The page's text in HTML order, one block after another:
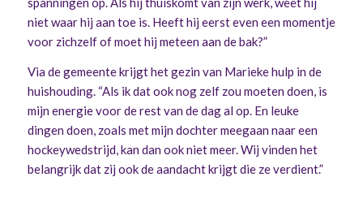
niet waar hij aan toe is. Heeft hij eerst even een momentje
voor zichzelf of moet hij meteen aan de bak?”
Via de gemeente krijgt het gezin van Marieke hulp in de
huishouding. “Als ik dat ook nog zelf zou moeten doen, is
mijn energie voor de rest van de dag al op. En leuke
dingen doen, zoals met mijn dochter meegaan naar een
hockeywedstrijd, kan dan ook niet meer. Wij vinden het
belangrijk dat zij ook de aandacht krijgt die ze verdient.”